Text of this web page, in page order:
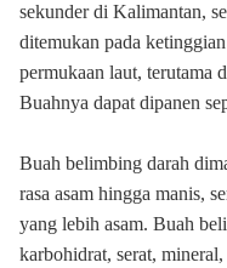
sekunder di Kalimantan,
ditemukan pada
permukaan laut, terutama
Buahnya dapat dipanen
Buah belimbing darah
rasa asam hingga manis,
yang lebih asam. Buah
karbohidrat, serat,